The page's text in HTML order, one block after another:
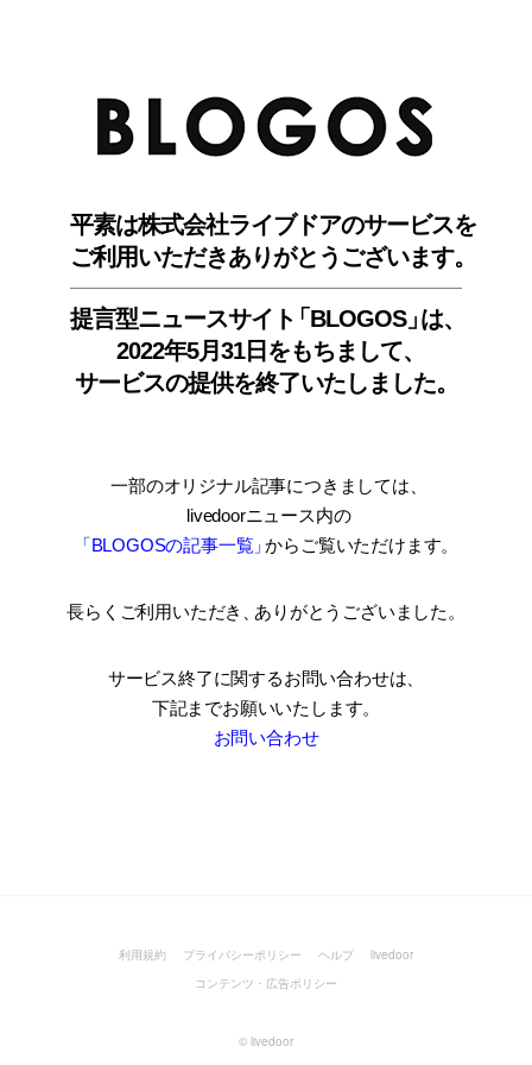
平素は株式会社ライブドアのサービスを
ご利用いただきありがとうございます。
提言型ニュースサイ ト「BLOGOS」は、
2022年5月31日をもちまして、
サービスの提供を終了いたしました。
一部のオリジナル記事につきましては
livedoorニュース内の
「BLOGOSの記事一覧」からご覧いただけます。
長らくご利用いただき ありがとうございました。
サービス終了に関するお問い合わせは、
下記までお願いいたします。
お問い合わせ
利用規約 プライバシーポリシー ヘルプ
livedoor
コンテンツ・広告ポリシー
© livedoor